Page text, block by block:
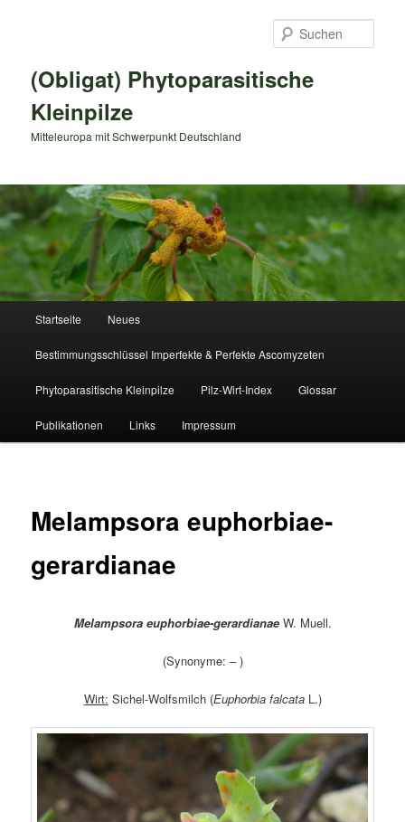
(Obligat) Phytoparasitische
Kleinpilze
Mitteleuropa mit Schwerpunkt Deutschland
Startseite Neues
Bestimmungsschlüssel Imperfekte & Perfekte Ascomyzeten
Phytoparasitische Kleinpilze Pilz-Wirt-Index Glossar
Publikationen Links Impressum
Melampsora euphorbiae-
gerardianae
Melampsora euphorbiae-gerardianae W. Muell.
(Synonyme: –)
Wirt: Sichel-Wolfsmilch (Euphorbia falcataL.)